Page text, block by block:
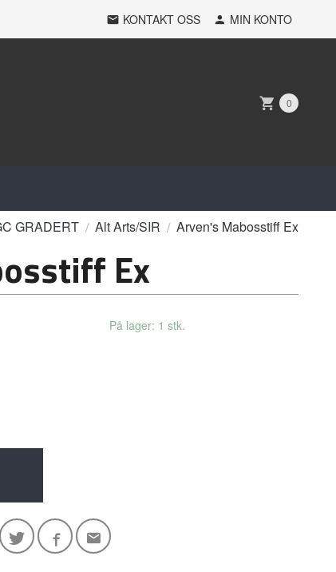
KONTAKT OSS MIN KONTO
0
GRADERT Alt Arts/SIR Arven's Mabosstiff Ex
Ex
På lager: 1 stk.